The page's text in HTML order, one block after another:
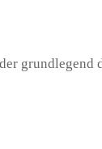
grundlegend